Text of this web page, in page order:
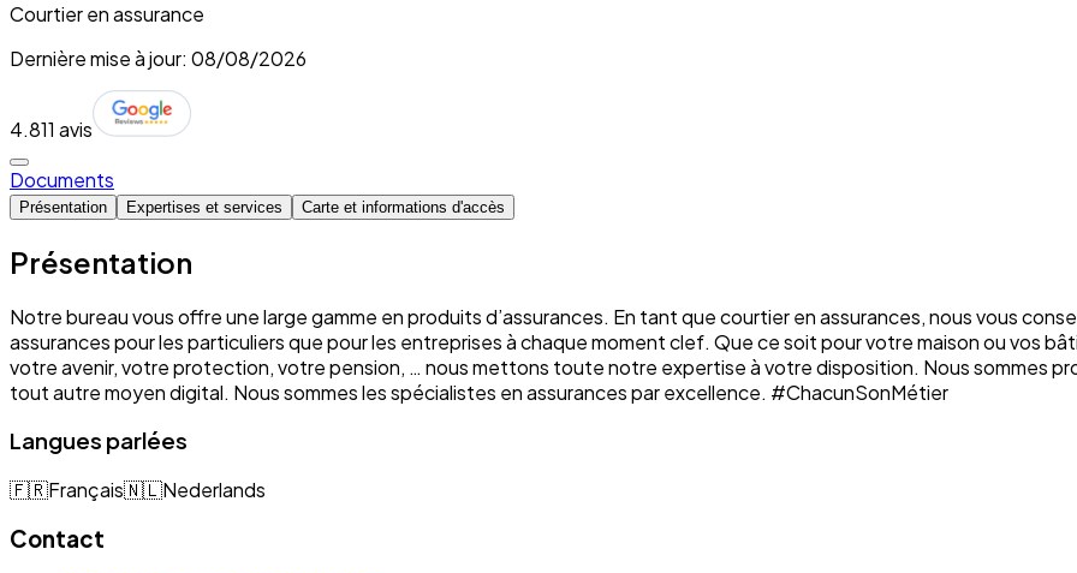
Courtier en assurance
Dernière mise à jour: 08/08/2026
4.811 avis
Documents
Présentation Expertises et services Carte et informations d'accès
Présentation
Notre bureau vous offre une large gamme en produits d’assurances. En tant que courtier en assurances, nous vous
assurances pour les particuliers que pour les entreprises à chaque moment clef. Que ce soit pour votre maison ou vos
votre avenir, votre protection, votre pension, … nous mettons toute notre expertise à votre disposition. Nous sommes
tout autre moyen digital. Nous sommes les spécialistes en assurances par excellence. #ChacunSonMétier
Langues parlées
🇫🇷Français🇳🇱Nederlands
Contact